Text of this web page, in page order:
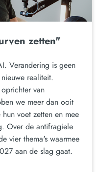
zetten"
Verandering is geen
realiteit.
van
we meer dan ooit
voet zetten en mee
Over de antifragiele
vier thema's waarmee
aan de slag gaat.